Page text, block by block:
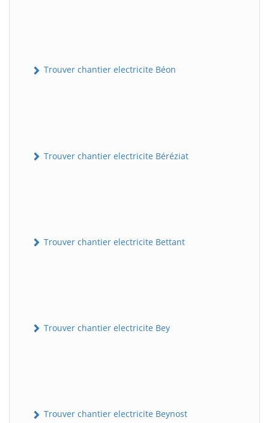
Trouver chantier electricite Béon
Trouver chantier electricite Béréziat
Trouver chantier electricite Bettant
Trouver chantier electricite Bey
Trouver chantier electricite Beynost